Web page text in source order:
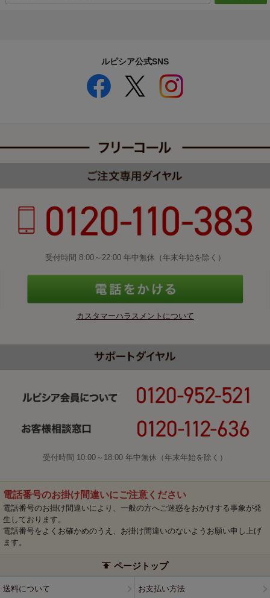
ルピシア公式SNS
受付時間 8:00～22:00 年中無休（年末年始を除く）
カスタマーハラスメントについて
受付時間 10:00～18:00 年中無休（年末年始を除く）
電話番号のお掛け間違いにご注意ください
電話番号のお掛け間違いにより、一般の方へご迷惑をおかけする事象が発
生しております。
電話番号をよくお確かめのうえ、お掛け間違いのないようお願い申し上げ
ます。
ページトップ
送料について お支払い方法